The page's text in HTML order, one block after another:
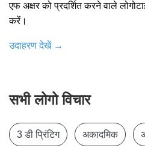
एफ अक्षर को प्रदर्शित करने वाले
करें।
उदाहरण देखें →
सभी लोगो विचार
3 डी प्रिंटिग अकादमिक